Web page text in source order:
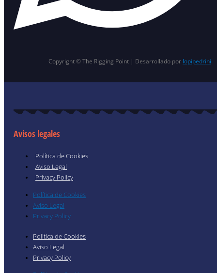
Copyright © The Rigging Point | Desarrollado por lopipedrini
Avisos legales
Política de Cookies
Aviso Legal
Privacy Policy
Política de Cookies
Aviso Legal
Privacy Policy
Política de Cookies
Aviso Legal
Privacy Policy